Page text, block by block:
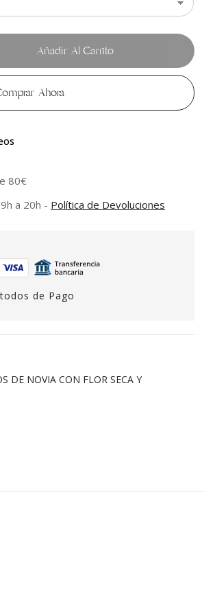
Añadir Al Carrito
Ahora
80€
a 20h - Política de Devoluciones
de Pago
DE NOVIA CON FLOR SECA Y